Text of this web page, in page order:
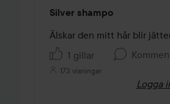
5
av
5
Silver shampo
Älskar den mitt hår blir
1 gillar
173 visningar
Logga